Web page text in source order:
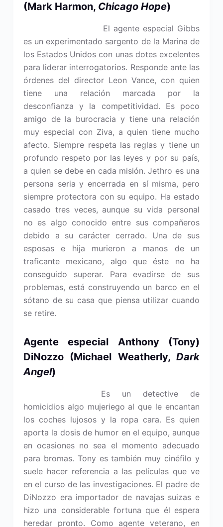
(Mark Harmon, Chicago Hope)
El agente especial Gibbs
es un experimentado sargento de la Marina de
los Estados Unidos con unas dotes excelentes
para liderar interrogatorios. Responde ante las
órdenes del director Leon Vance, con quien
tiene una relación marcada por la
desconfianza y la competitividad. Es poco
amigo de la burocracia y tiene una relación
muy especial con Ziva, a quien tiene mucho
afecto. Siempre respeta las reglas y tiene un
profundo respeto por las leyes y por su país,
a quien se debe en cada misión. Jethro es una
persona seria y encerrada en sí misma, pero
siempre protectora con su equipo. Ha estado
casado tres veces, aunque su vida personal
no es algo conocido entre sus compañeros
debido a su carácter cerrado. Una de sus
esposas e hija murieron a manos de un
traficante mexicano, algo que éste no ha
conseguido superar. Para evadirse de sus
problemas, está construyendo un barco en el
sótano de su casa que piensa utilizar cuando
se retire.
Agente especial Anthony (Tony)
DiNozzo(Michael Weatherly,Dark
Angel)
Es un detective de
homicidios algo mujeriego al que le encantan
los coches lujosos y la ropa cara. Es quien
aporta la dosis de humor en el equipo, aunque
en ocasiones no sea el momento adecuado
para bromas. Tony es también muy cinéfilo y
suele hacer referencia a las películas que ve
en el curso de las investigaciones. El padre de
DiNozzo era importador de navajas suizas e
hizo una considerable fortuna que él espera
heredar pronto. Como agente veterano, en